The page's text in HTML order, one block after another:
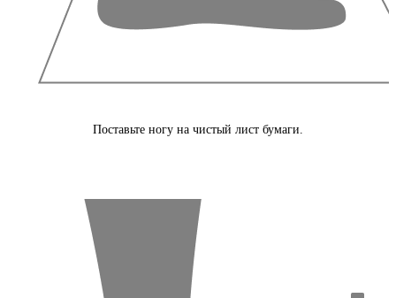
Поставьте ногу на чистый лист бумаги.